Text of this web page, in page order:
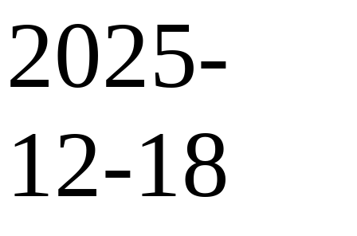
2025-
12-18